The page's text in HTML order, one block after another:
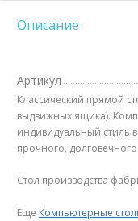
Описание
Артикул
Классический прямой
выдвижных ящика).
индивидуальный стиль
прочного,
Стол производства
Еще Компьютерные